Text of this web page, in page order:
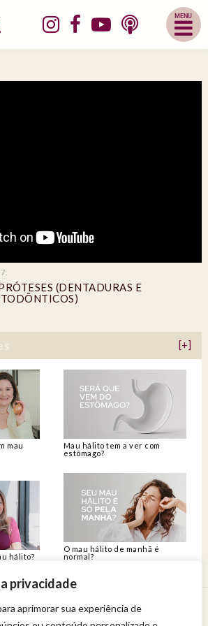
privacidade
aprimorar sua experiência de
Abrir
Menu
Mobile
(DENTADURAS E
[+]
mau
Mau hálito tem a ver com
estômago?
hálito?
O mau hálito de manhã é
normal?
uma experiência de bem-estar.